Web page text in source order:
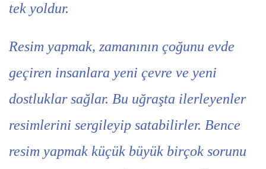
tek yoldur.
Resim yapmak, zamanının çoğunu evde
geçiren insanlara yeni çevre ve yeni
dostluklar sağlar. Bu uğraşta ilerleyenler
resimlerini sergileyip satabilirler. Bence
resim yapmak küçük büyük birçok sorunu